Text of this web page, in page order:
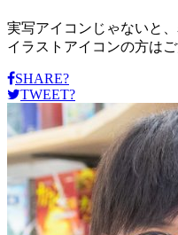
実写アイコンじゃないと
イラストアイコンの方は
SHARE?
TWEET?